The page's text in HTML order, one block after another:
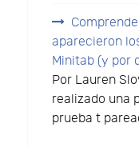
aparecieron
Minitab (y por
Por Lauren
realizado una
prueba t